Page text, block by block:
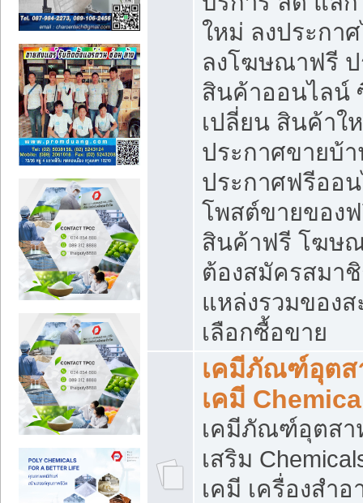
ใหม่ ลงประกา
ลงโฆษณาฟรี
สินค้าออนไลน์
เปลี่ยน สินค้าใ
ประกาศขายบ้
ประกาศฟรีออ
โพสต์ขายของ
สินค้าฟรี โฆษ
ต้องสมัครสมา
แหล่งรวมของ
เลือกซื้อขาย
เคมีภัณฑ์อุตส
เคมี
เคมีภัณฑ์อุตสา
เสริม
เคมี เครื่องสำ